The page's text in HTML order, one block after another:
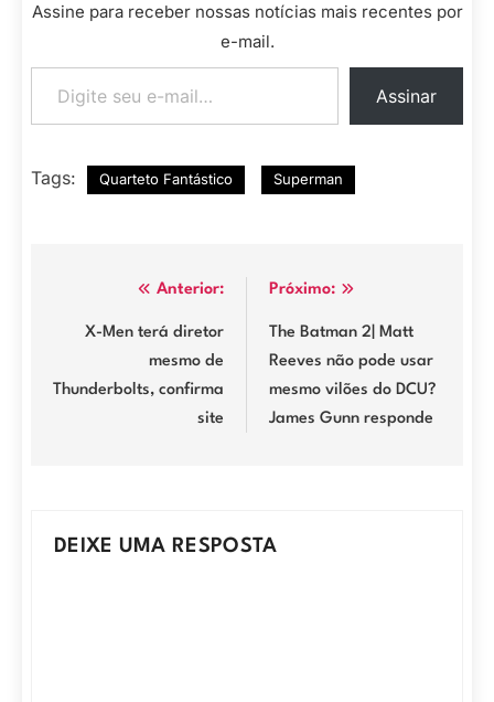
Assine para receber nossas notícias mais recentes por
e-mail.
Digite seu e-mail…
Assinar
Tags: Quarteto Fantástico Superman
Navegação
Post
Anterior:
X-Men terá diretor
mesmo de
Thunderbolts, confirma
site
Próximo:
The Batman 2| Matt
Reeves não pode usar
mesmo vilões do DCU?
James Gunn responde
DEIXE UMA RESPOSTA